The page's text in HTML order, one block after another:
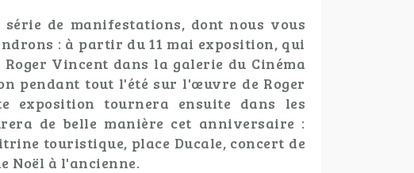
de manifestations, dont nous vous
: à partir du 11 mai exposition, qui
Vincent dans la galerie du Cinéma
pendant tout l'été sur l'œuvre de Roger
exposition tournera ensuite dans les
de belle manière cet anniversaire :
touristique, place Ducale, concert de
Noël à l'ancienne.